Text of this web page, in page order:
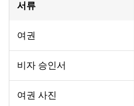
서류
여권
비자 승인서
여권 사진